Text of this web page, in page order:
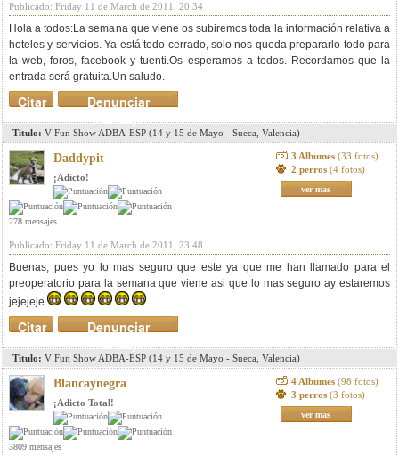
Publicado: Friday 11 de March de 2011, 20:34
Hola a todos:La semana que viene os subiremos toda la información relativa a
hoteles y servicios. Ya está todo cerrado, solo nos queda prepararlo todo para
la web, foros, facebook y tuenti.Os esperamos a todos. Recordamos que la
entrada será gratuita.Un saludo.
Denunciar
mensaje
Citar
Titulo: V Fun Show ADBA-ESP (14 y 15 de Mayo - Sueca, Valencia)
Daddypit
¡Adicto!
278 mensajes
3 Albumes (33 fotos)
2 perros (4 fotos)
ver mas
Publicado: Friday 11 de March de 2011, 23:48
Buenas, pues yo lo mas seguro que este ya que me han llamado para el
preoperatorio para la semana que viene asi que lo mas seguro ay estaremos
jejejeje
Denunciar
mensaje
Citar
Titulo: V Fun Show ADBA-ESP (14 y 15 de Mayo - Sueca, Valencia)
Blancaynegra
¡Adicto Total!
3809 mensajes
4 Albumes (98 fotos)
3 perros (3 fotos)
ver mas